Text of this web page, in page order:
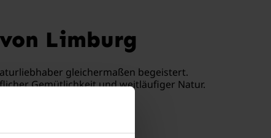
Limburg
gleichermaßen begeistert.
Gemütlichkeit und weitläufiger Natur.
hinter sich.